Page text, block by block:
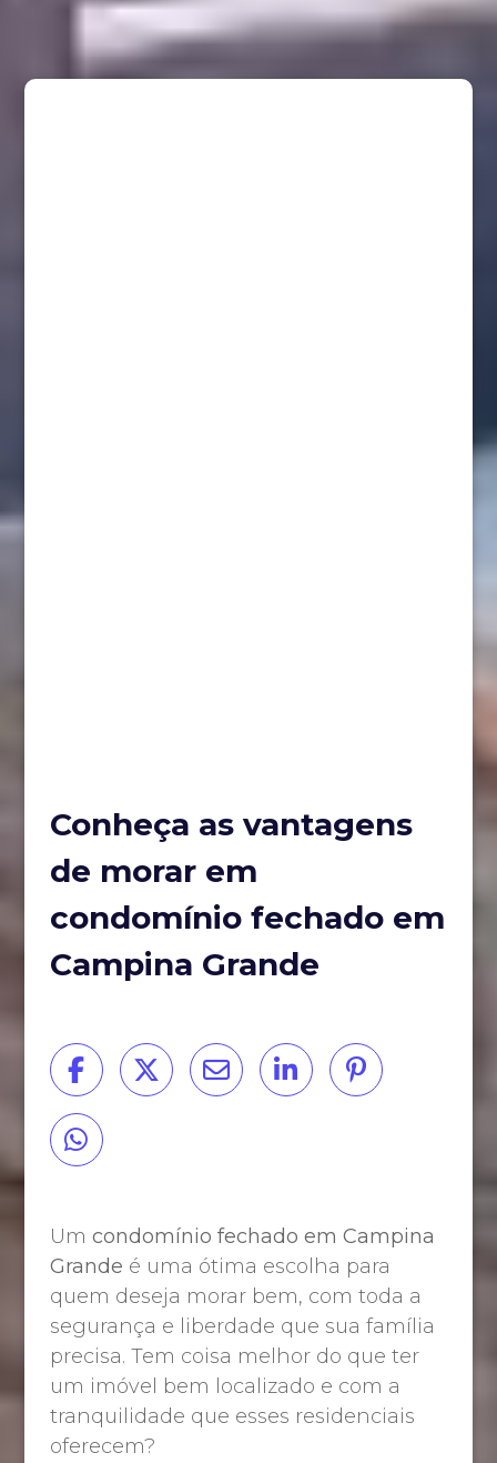
Conheça as vantagens
de morar em
condomínio fechado em
Campina Grande
Um condomínio fechado em Campina
Grande é uma ótima escolha para
quem deseja morar bem, com toda a
segurança e liberdade que sua família
precisa. Tem coisa melhor do que ter
um imóvel bem localizado e com a
tranquilidade que esses residenciais
oferecem?